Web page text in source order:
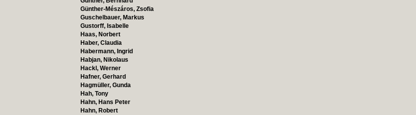
Günther-Mészáros, Zsofia
Guschelbauer, Markus
Gustorff, Isabelle
Haas, Norbert
Haber, Claudia
Habermann, Ingrid
Habjan, Nikolaus
Hackl, Werner
Hafner, Gerhard
Hagmüller, Gunda
Hah, Tony
Hahn, Hans Peter
Hahn, Robert